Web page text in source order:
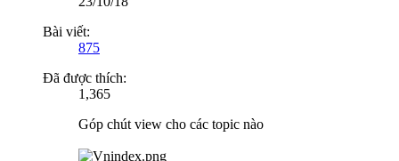
Bài viết:
875
Đã được thích:
1,365
Góp chút view cho các topic nào